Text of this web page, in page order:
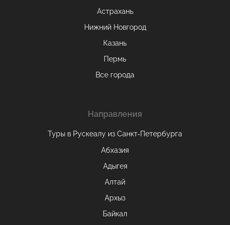
Астрахань
Нижний Новгород
Казань
Пермь
Все города
Направления
Туры в Рускеалу из Санкт‑Петербурга
Абхазия
Адыгея
Алтай
Архыз
Байкал